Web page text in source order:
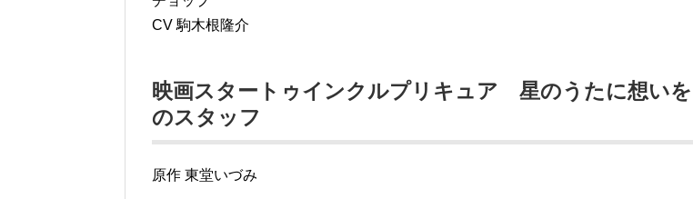
CV 駒木根隆介
映画スタートゥインクルプリキュア 星のうたに想い
のスタッフ
原作 東堂いづみ